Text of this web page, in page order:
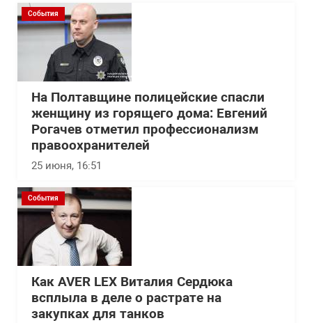
События
На Полтавщине полицейские спасли
женщину из горящего дома: Евгений
Рогачев отметил профессионализм
правоохранителей
25 июня, 16:51
События
Как AVER LEX Виталия Сердюка
всплыла в деле о растрате на
закупках для танков